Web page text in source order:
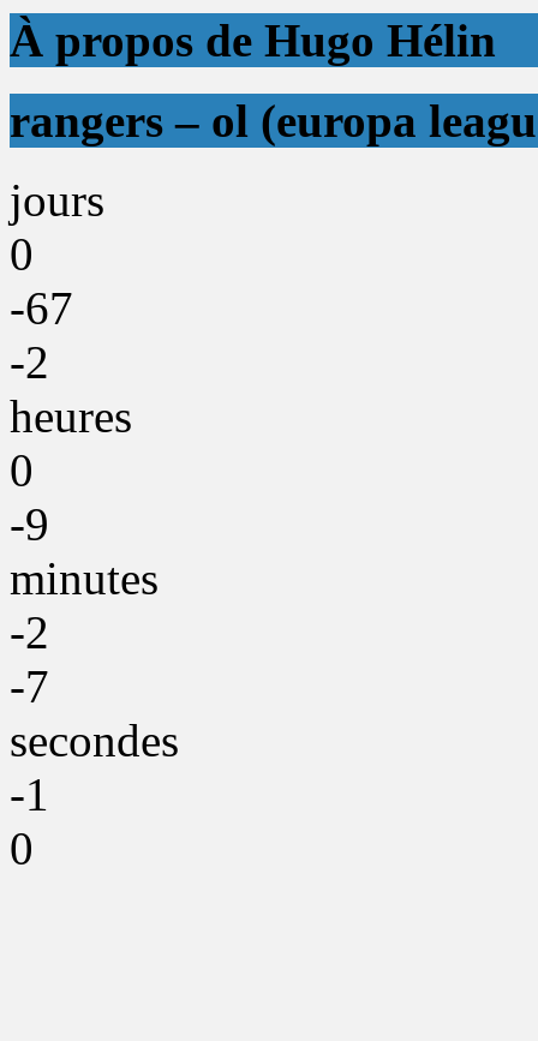
À propos de Hugo Hélin
rangers – ol (europa
jours
0
-67
-2
heures
0
-9
minutes
-2
-7
secondes
-1
0